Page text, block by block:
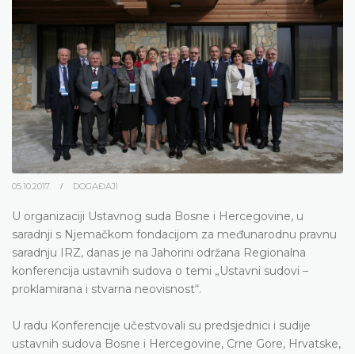
05.10.2017. DOGAĐAJI
U organizaciji Ustavnog suda Bosne i Hercegovine, u
saradnji s Njemačkom fondacijom za međunarodnu pravnu
saradnju IRZ, danas je na Jahorini održana Regionalna
konferencija ustavnih sudova o temi „Ustavni sudovi –
proklamirana i stvarna neovisnost“.
U radu Konferencije učestvovali su predsjednici i sudije
ustavnih sudova Bosne i Hercegovine, Crne Gore, Hrvatske,